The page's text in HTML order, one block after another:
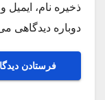
ذخیره نام،
دوباره دیدگاهی